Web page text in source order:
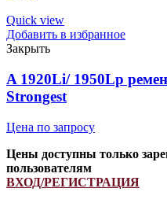
ремень
клиновой
INDFORCE
Strongest
quantity
Quick view
Добавить в избранное
Закрыть
A 1920Li/ 1950Lp
Strongest
Цена по запросу
Цены доступны только
пользователям
ВХОД/РЕГИСТРАЦИЯ